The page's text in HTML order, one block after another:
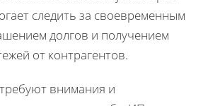
следить за своевременным
долгов и получением
от контрагентов.
внимания и